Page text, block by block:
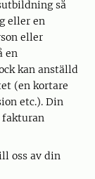
så
eller en
eller
en
kan anställd
(en kortare
etc.). Din
fakturan
oss av din